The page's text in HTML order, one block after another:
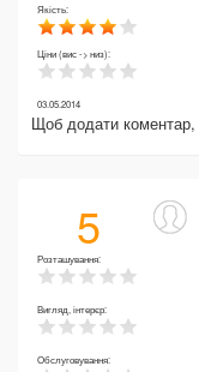
Якість:
Ціни (вис -> низ):
03.05.2014
Щоб додати коментар,
5
Розташування:
Вигляд, інтерєр:
Обслуговування: